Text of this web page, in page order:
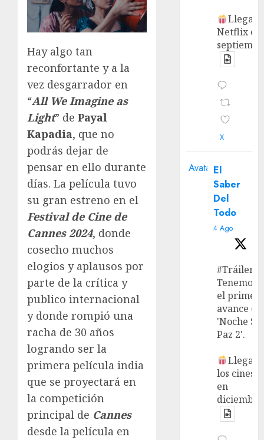
Hay algo tan
reconfortante y a la
vez desgarrador en
“All We Imagine as
Light” de Payal
Kapadia, que no
podrás dejar de
pensar en ello durante
días. La película tuvo
su gran estreno en el
Festival de Cine de
Cannes 2024, donde
cosecho muchos
elogios y aplausos por
parte de la crítica y
publico internacional
y donde rompió una
racha de 30 años
logrando ser la
primera película india
que se proyectará en
la competición
principal de Cannes
desde la película en
Llega a
Netflix en
X
Avatar El
Saber
Del
Todo
4 Ago
#Tráiler
Tenemos
el primer
avance de
'Noche
Paz 2'.
Llega a
los cines
en